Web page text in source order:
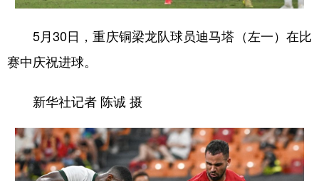
5月30日，重庆铜梁龙队球员迪马塔（左一）在比
赛中庆祝进球。
新华社记者 陈诚 摄